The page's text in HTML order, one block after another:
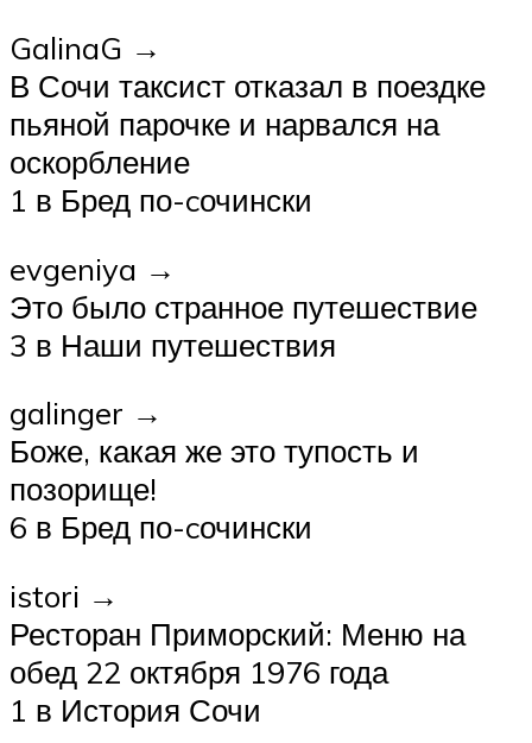
GalinaG →
В Сочи таксист отказал в поездке
пьяной парочке и нарвался на
оскорбление
1 в Бред по-cочински
evgeniya →
Это было странное путешествие
3 в Наши путешествия
galinger →
Боже, какая же это тупость и
позорище!
6 в Бред по-cочински
istori →
Ресторан Приморский: Меню на
обед 22 октября 1976 года
1 в История Сочи